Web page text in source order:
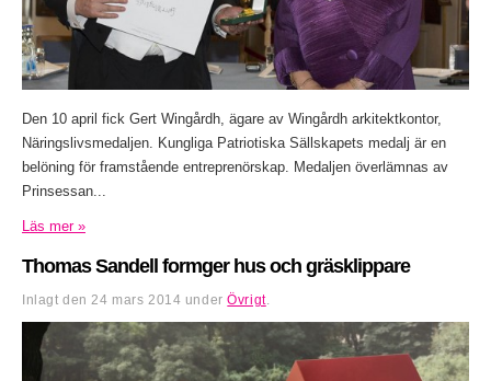
Den 10 april fick Gert Wingårdh, ägare av Wingårdh arkitektkontor,
Näringslivsmedaljen. Kungliga Patriotiska Sällskapets medalj är en
belöning för framstående entreprenörskap. Medaljen överlämnas av
Prinsessan...
Läs mer »
Thomas Sandell formger hus och gräsklippare
Inlagt den 24 mars 2014 underÖvrigt.